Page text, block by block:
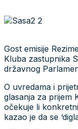
Gost emisije
Kluba zastupnika
državnog
O uvredama i
glasanja za prijem
očekuje li
kazao je da se